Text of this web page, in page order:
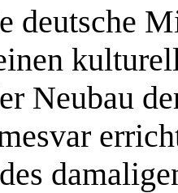
deutsche
Neubau